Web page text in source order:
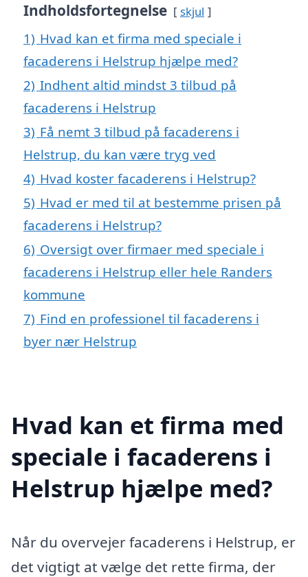
Indholdsfortegnelse skjul
1) Hvad kan et firma med speciale i
facaderens i Helstrup hjælpe med?
2) Indhent altid mindst 3 tilbud på
facaderens i Helstrup
3) Få nemt 3 tilbud på facaderens i
Helstrup, du kan være tryg ved
4) Hvad koster facaderens i Helstrup?
5) Hvad er med til at bestemme prisen på
facaderens i Helstrup?
6) Oversigt over firmaer med speciale i
facaderens i Helstrup eller hele Randers
kommune
7) Find en professionel til facaderens i
byer nær Helstrup
Hvad kan et firma med
speciale i facaderens i
Helstrup hjælpe med?
Når du overvejer facaderens i Helstrup, er
det vigtigt at vælge det rette firma, der